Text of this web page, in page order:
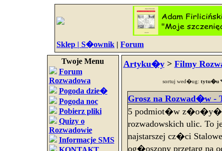
Sklep | S�ownik | Forum
Twoje Menu
Forum
Rozwadowa
Pogoda dzie�
Pogoda noc
Pobierz pliki
Quizy o
Rozwadowie
Informacje SMS
Artyku�y> Filmy
sortuj wed�ug: tytu�u
Grosz na Rozwad�w -
5 podmiot�w
rozwadowskich ulic. To
najstarszej cz�ci
og�oszony przetarg na